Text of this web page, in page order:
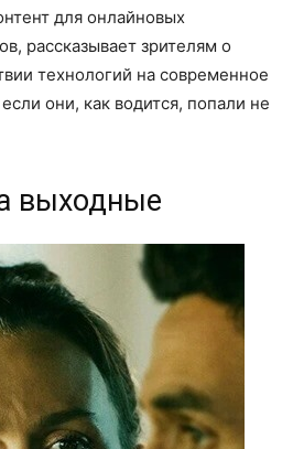
для онлайновых
рассказывает зрителям о
технологий на современное
они, как водится, попали не
выходные